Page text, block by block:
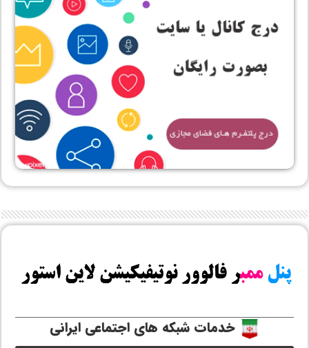
خدمات شبکه های اجتماعی ایرانی